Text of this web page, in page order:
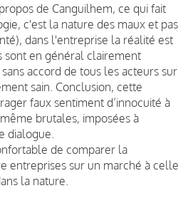
de Canguilhem, ce qui fait
c'est la nature des maux et pas
dans l'entreprise la réalité est
sont en général clairement
accord de tous les acteurs sur
sain. Conclusion, cette
faux sentiment d’innocuité à
brutales, imposées à
dialogue.
de comparer la
entreprises sur un marché à celle
la nature.